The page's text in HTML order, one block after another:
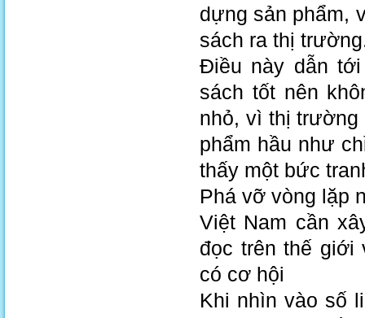
dựng sản phẩm,
sách ra thị
Điều này dẫn
sách tốt nên
nhỏ, vì thị trường
phẩm hầu như
thấy một bức
Phá vỡ vòng lặp
Việt Nam cần
đọc trên thế giới
có cơ hội
Khi nhìn vào số